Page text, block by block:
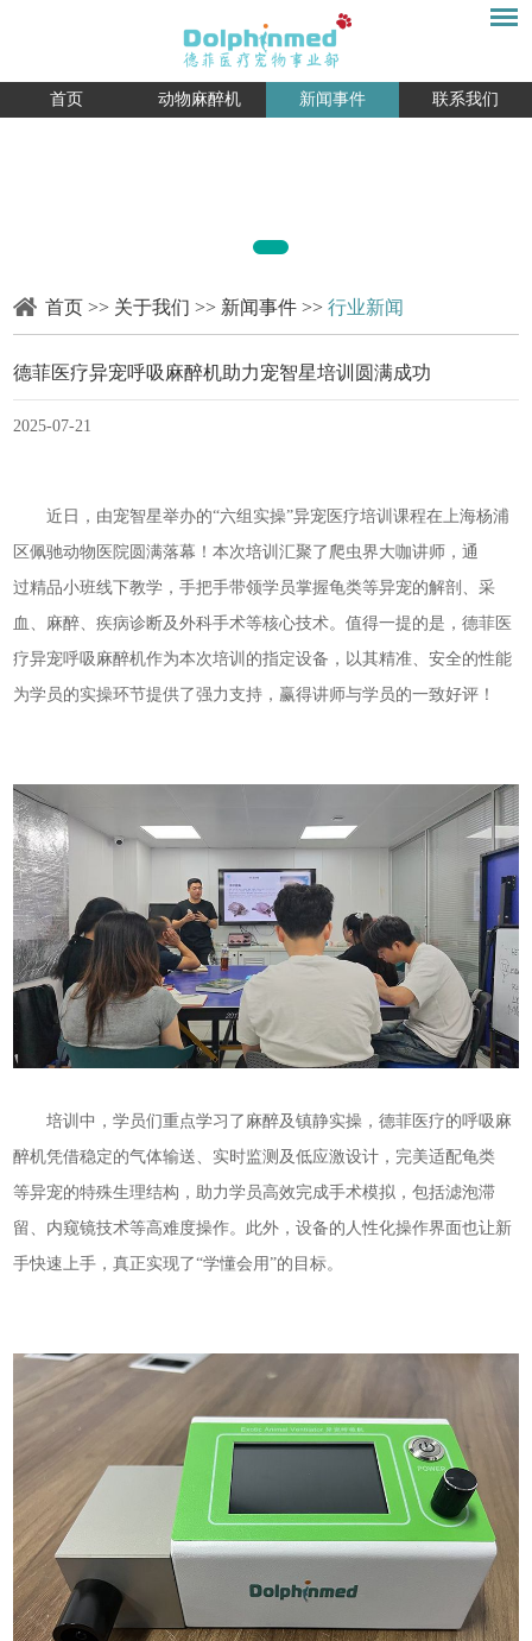
首页 动物麻醉机 新闻事件 联系我们
首页 >> 关于我们 >> 新闻事件 >>行业新闻
德菲医疗异宠呼吸麻醉机助力宠智星培训圆满成功
2025-07-21
近日，由宠智星举办的“六组实操”异宠医疗培训课程在上海杨浦
区佩驰动物医院圆满落幕！本次培训汇聚了爬虫界大咖讲师，通
过精品小班线下教学，手把手带领学员掌握龟类等异宠的解剖、采
血、麻醉、疾病诊断及外科手术等核心技术。值得一提的是，德菲医
疗异宠呼吸麻醉机作为本次培训的指定设备，以其精准、安全的性能
为学员的实操环节提供了强力支持，赢得讲师与学员的一致好评！
培训中，学员们重点学习了麻醉及镇静实操，德菲医疗的呼吸麻
醉机凭借稳定的气体输送、实时监测及低应激设计，完美适配龟类
等异宠的特殊生理结构，助力学员高效完成手术模拟，包括滤泡滞
留、内窥镜技术等高难度操作。此外，设备的人性化操作界面也让新
手快速上手，真正实现了“学懂会用”的目标。